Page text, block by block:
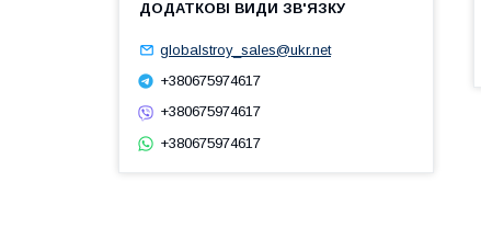
globalstroy_sales@ukr.net
+380675974617
+380675974617
+380675974617